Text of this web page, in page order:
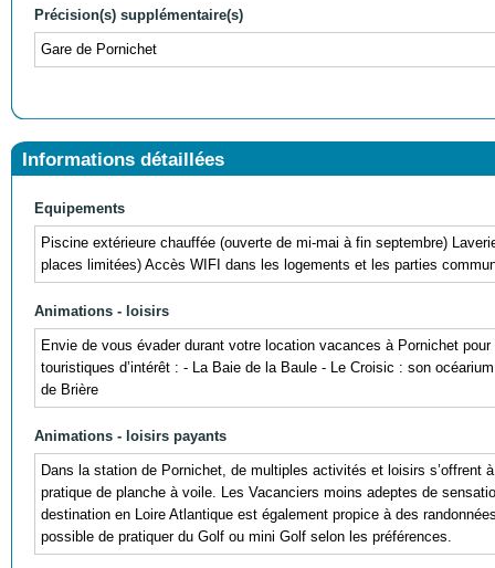
Précision(s) supplémentaire(s)
Gare de Pornichet
Informations détaillées
Equipements
Piscine extérieure chauffée (ouverte de mi-mai à fin septembre)
places limitées) Accès WIFI dans les logements et les parties
Animations - loisirs
Envie de vous évader durant votre location vacances à Pornichet
touristiques d’intérêt : - La Baie de la Baule - Le Croisic : son
de Brière
Animations - loisirs payants
Dans la station de Pornichet, de multiples activités et loisirs
pratique de planche à voile. Les Vacanciers moins adeptes de
destination en Loire Atlantique est également propice à des
possible de pratiquer du Golf ou mini Golf selon les préférences.